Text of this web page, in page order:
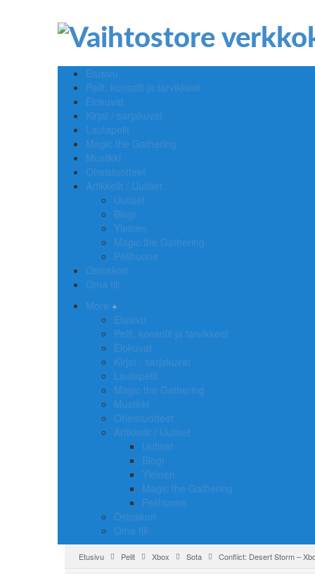
Etusivu
Pelit, konsolit ja tarvikkeet
Elokuvat
Kirjat / sarjakuvat
Lautapelit
Magic the Gathering
Musiikki
Oheistuotteet
Artikkelit / Uutiset
Uutiset
Blogi
Yleinen
Magic the Gathering
Pelihuone
Ostoskori
Oma tili
More
Etusivu
Pelit, konsolit ja tarvikkeet
Elokuvat
Kirjat / sarjakuvat
Lautapelit
Magic the Gathering
Musiikki
Oheistuotteet
Artikkelit / Uutiset
Uutiset
Blogi
Yleinen
Magic the Gathering
Pelihuone
Ostoskori
Oma tili
Etusivu Pelit Xbox Sota Conflict: Desert Storm –